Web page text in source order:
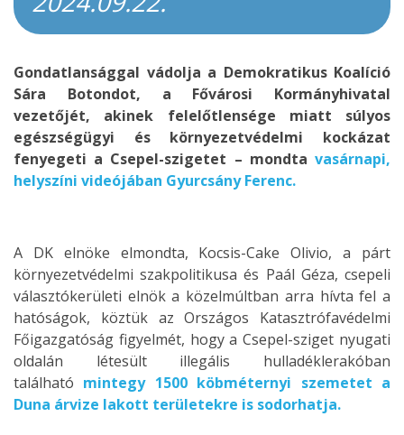
Gondatlansággal vádolja a Demokratikus Koalíció
Sára Botondot, a Fővárosi Kormányhivatal
vezetőjét, akinek felelőtlensége miatt súlyos
egészségügyi és környezetvédelmi kockázat
fenyegeti a Csepel-szigetet – mondta vasárnapi,
helyszíni videójában Gyurcsány Ferenc.
A DK elnöke elmondta, Kocsis-Cake Olivio, a párt
környezetvédelmi szakpolitikusa és Paál Géza, csepeli
választókerületi elnök a közelmúltban arra hívta fel a
hatóságok, köztük az Országos Katasztrófavédelmi
Főigazgatóság figyelmét, hogy a Csepel-sziget nyugati
oldalán létesült illegális hulladéklerakóban
található mintegy 1500 köbméternyi szemetet a
Duna árvize lakott területekre is sodorhatja.